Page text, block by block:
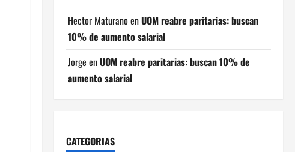
Hector Maturano enUOM reabre paritarias: buscan
10% de aumento salarial
Jorge enUOM reabre paritarias: buscan 10% de
aumento salarial
CATEGORIAS